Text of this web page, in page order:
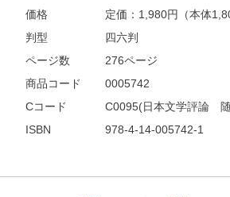
価格
定価： 1,980円（本体
判型
四六判
ページ数
276ページ
商品コード
0005742
Cコード
C0095(日本文学評論
ISBN
978-4-14-005742-1